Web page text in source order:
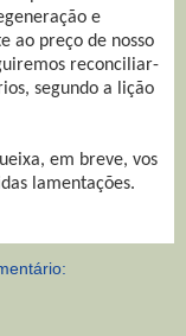
e
ao preço de nosso
reconciliar-
segundo a lição
em breve, vos
lamentações.